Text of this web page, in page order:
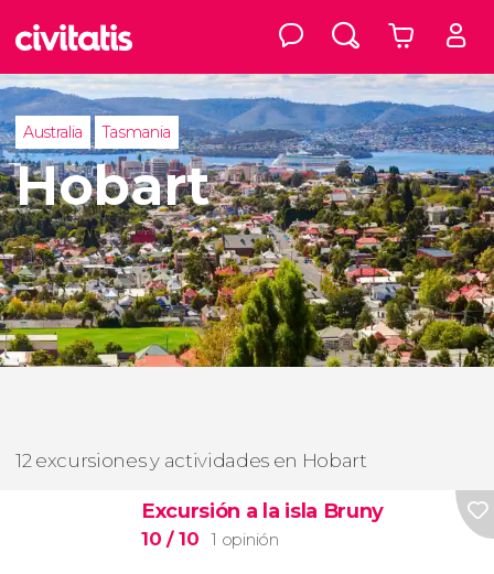
Australia Tasmania
Hobart
12 excursiones y actividades en Hobart
Excursión a la isla Bruny
10 / 10 1 opinión